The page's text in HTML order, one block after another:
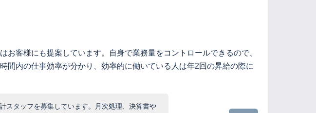
客様にも提案しています。自身で業務量をコントロールできるので、
内の仕事効率が分かり、効率的に働いている人は年2回の昇給の際に
スタッフを募集しています。月次処理、決算書や